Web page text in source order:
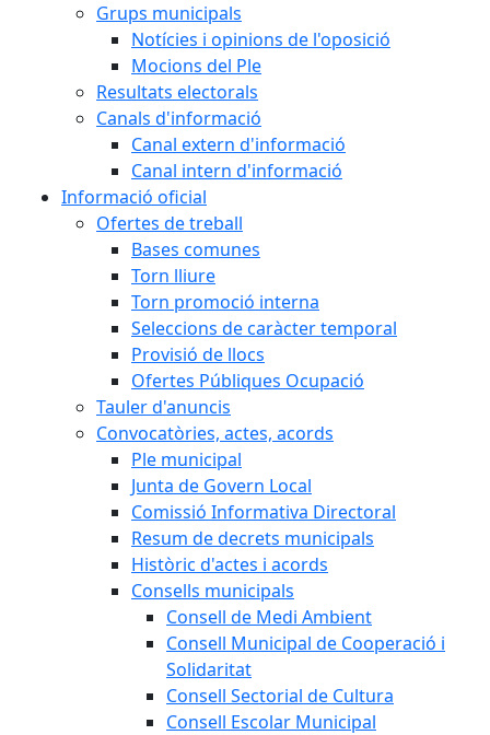
Grups municipals
Notícies i opinions de l'oposició
Mocions del Ple
Resultats electorals
Canals d'informació
Canal extern d'informació
Canal intern d'informació
Informació oficial
Ofertes de treball
Bases comunes
Torn lliure
Torn promoció interna
Seleccions de caràcter temporal
Provisió de llocs
Ofertes Públiques Ocupació
Tauler d'anuncis
Convocatòries, actes, acords
Ple municipal
Junta de Govern Local
Comissió Informativa Directoral
Resum de decrets municipals
Històric d'actes i acords
Consells municipals
Consell de Medi Ambient
Consell Municipal de Cooperació i
Solidaritat
Consell Sectorial de Cultura
Consell Escolar Municipal